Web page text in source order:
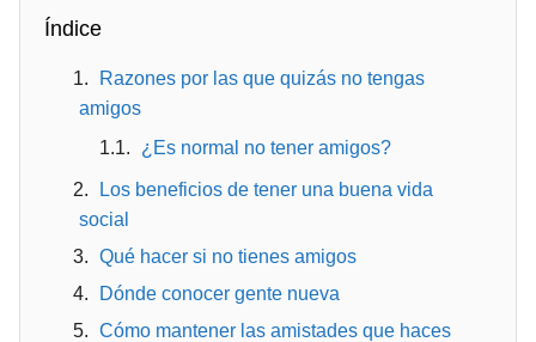
Índice
Razones por las que quizás no tengas
amigos
¿Es normal no tener amigos?
Los beneficios de tener una buena vida
social
Qué hacer si no tienes amigos
Dónde conocer gente nueva
Cómo mantener las amistades que haces